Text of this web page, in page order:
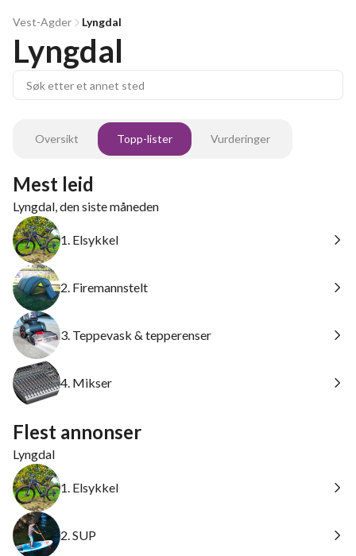
Vest-Agder Lyngdal
Lyngdal
Oversikt Topp-lister Vurderinger
Mest leid
Lyngdal, den siste måneden
1. Elsykkel
2. Firemannstelt
3. Teppevask & tepperenser
4. Mikser
Flest annonser
Lyngdal
1. Elsykkel
2. SUP